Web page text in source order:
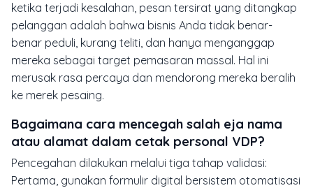
ketika terjadi kesalahan, pesan tersirat yang ditangkap
pelanggan adalah bahwa bisnis Anda tidak benar-
benar peduli, kurang teliti, dan hanya menganggap
mereka sebagai target pemasaran massal. Hal ini
merusak rasa percaya dan mendorong mereka beralih
ke merek pesaing.
Bagaimana cara mencegah salah eja nama
atau alamat dalam cetak personal VDP?
Pencegahan dilakukan melalui tiga tahap validasi:
Pertama, gunakan formulir digital bersistem otomatisasi